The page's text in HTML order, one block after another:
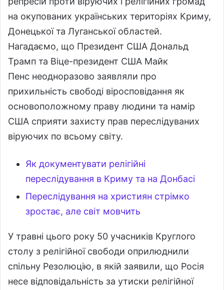
на окупованих українських територіях Криму,
Донецької та Луганської областей.
Нагадаємо, що Президент США Дональд
Трамп та Віце-президент США Майк
Пенс неодноразово заявляли про
прихильність свободі віросповідання як
основоположному праву людини та намір
США сприяти захисту прав переслідуваних
віруючих по всьому світу.
Як документувати релігійні
переслідування в Криму та на Донбасі
Переслідування на християн стрімко
зростає, але світ мовчить
У травні цього року 50 учасників Круглого
столу з релігійної свободи оприлюднили
спільну Резолюцію, в якій заявили, що Росія
несе відповідальність за утиски релігійної